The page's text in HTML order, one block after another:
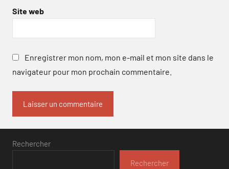
Site web
Enregistrer mon nom, mon e-mail et mon site dans le
navigateur pour mon prochain commentaire.
Rechercher
Rechercher